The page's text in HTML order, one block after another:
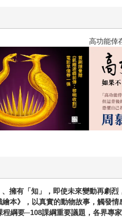
如果不「有用」，我還值得被愛嗎？
擁有「知」，即使未來變動再劇烈
繪本》，以真實的動物故事，觸發
綱要─108課綱重要議題，各界專家